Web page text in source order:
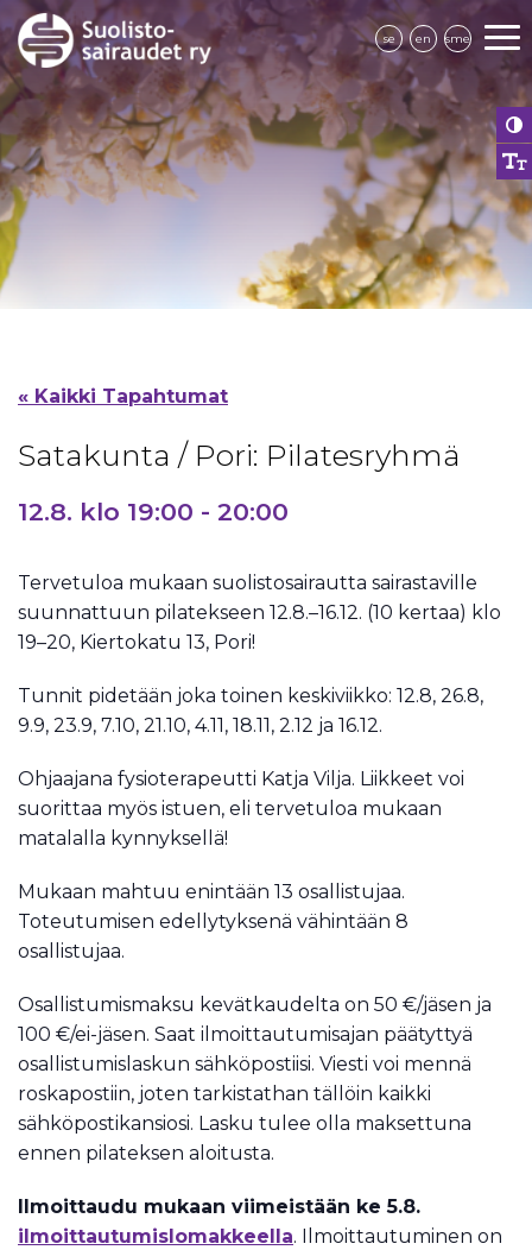
se en sme
« Kaikki Tapahtumat
Satakunta / Pori: Pilatesryhmä
12.8. klo 19:00 - 20:00
Tervetuloa mukaan suolistosairautta sairastaville
suunnattuun pilatekseen 12.8.–16.12. (10 kertaa) klo
19–20, Kiertokatu 13, Pori!
Tunnit pidetään joka toinen keskiviikko: 12.8, 26.8,
9.9, 23.9, 7.10, 21.10, 4.11, 18.11, 2.12 ja 16.12.
Ohjaajana fysioterapeutti Katja Vilja. Liikkeet voi
suorittaa myös istuen, eli tervetuloa mukaan
matalalla kynnyksellä!
Mukaan mahtuu enintään 13 osallistujaa.
Toteutumisen edellytyksenä vähintään 8
osallistujaa.
Osallistumismaksu kevätkaudelta on 50 €/jäsen ja
100 €/ei-jäsen. Saat ilmoittautumisajan päätyttyä
osallistumislaskun sähköpostiisi. Viesti voi mennä
roskapostiin, joten tarkistathan tällöin kaikki
sähköpostikansiosi. Lasku tulee olla maksettuna
ennen pilateksen aloitusta.
Ilmoittaudu mukaan viimeistään ke 5.8.
ilmoittautumislomakkeella. Ilmoittautuminen on